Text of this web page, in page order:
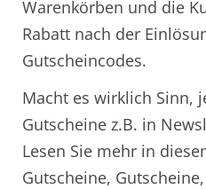
Warenkörben und die
Rabatt nach der
Gutscheincodes.
Macht es wirklich Sinn,
Gutscheine z.B. in
Lesen Sie mehr in
Gutscheine,